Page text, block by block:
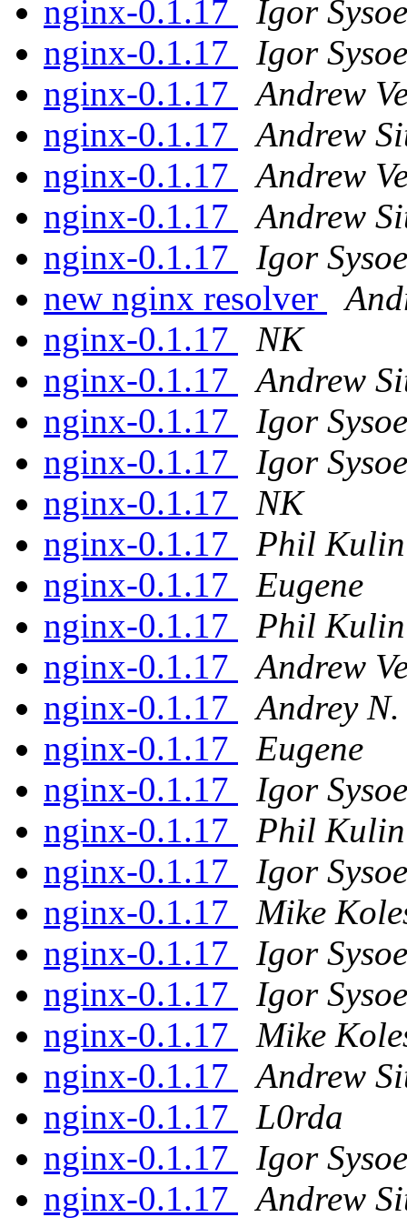
nginx-0.1.17
Igor
nginx-0.1.17
Igor
nginx-0.1.17
Andrew
nginx-0.1.17
Andrew
nginx-0.1.17
Andrew
nginx-0.1.17
Andrew
nginx-0.1.17
Igor
new nginx resolver
nginx-0.1.17
NK
nginx-0.1.17
Andrew
nginx-0.1.17
Igor
nginx-0.1.17
Igor
nginx-0.1.17
NK
nginx-0.1.17
Phil Kulin
nginx-0.1.17
Eugene
nginx-0.1.17
Phil Kulin
nginx-0.1.17
Andrew
nginx-0.1.17
Andrey
nginx-0.1.17
Eugene
nginx-0.1.17
Igor
nginx-0.1.17
Phil Kulin
nginx-0.1.17
Igor
nginx-0.1.17
Mike
nginx-0.1.17
Igor
nginx-0.1.17
Igor
nginx-0.1.17
Mike
nginx-0.1.17
Andrew
nginx-0.1.17
L0rda
nginx-0.1.17
Igor
nginx-0.1.17
Andrew